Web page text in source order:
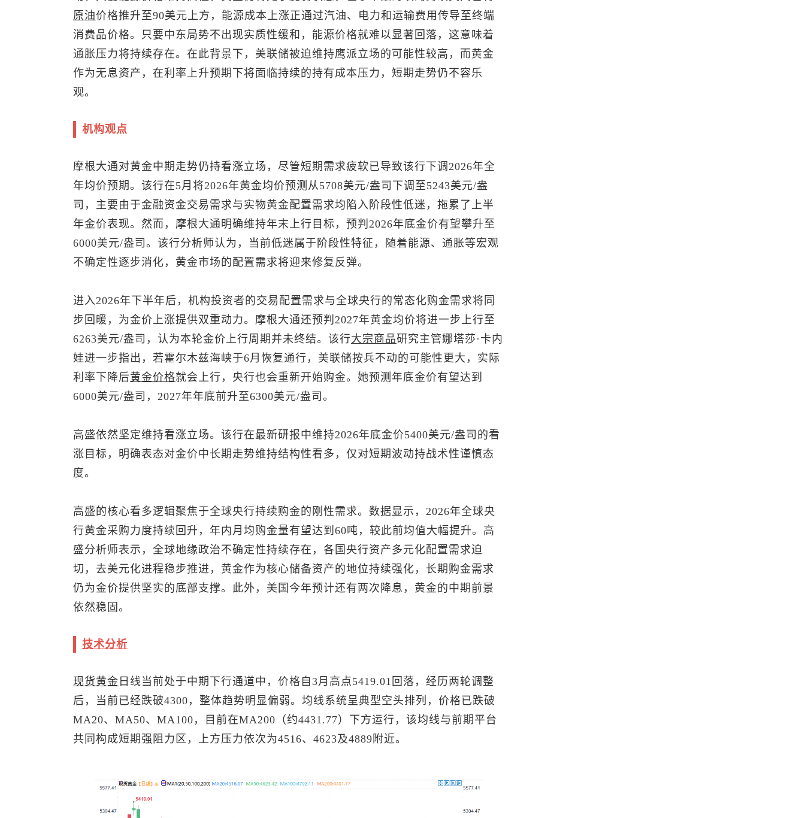
原油价格推升至90美元上方，能源成本上涨正通过汽油、电力和运输费用传导至终端
消费品价格。只要中东局势不出现实质性缓和，能源价格就难以显著回落，这意味着
通胀压力将持续存在。在此背景下，美联储被迫维持鹰派立场的可能性较高，而黄金
作为无息资产，在利率上升预期下将面临持续的持有成本压力，短期走势仍不容乐
观。
机构观点
摩根大通对黄金中期走势仍持看涨立场，尽管短期需求疲软已导致该行下调2026年全
年均价预期。该行在5月将2026年黄金均价预测从5708美元/盎司下调至5243美元/盎
司，主要由于金融资金交易需求与实物黄金配置需求均陷入阶段性低迷，拖累了上半
年金价表现。然而，摩根大通明确维持年末上行目标，预判2026年底金价有望攀升至
6000美元/盎司。该行分析师认为，当前低迷属于阶段性特征，随着能源、通胀等宏观
不确定性逐步消化，黄金市场的配置需求将迎来修复反弹。
进入2026年下半年后，机构投资者的交易配置需求与全球央行的常态化购金需求将同
步回暖，为金价上涨提供双重动力。摩根大通还预判2027年黄金均价将进一步上行至
6263美元/盎司，认为本轮金价上行周期并未终结。该行大宗商品研究主管娜塔莎·卡内
娃进一步指出，若霍尔木兹海峡于6月恢复通行，美联储按兵不动的可能性更大，实际
利率下降后黄金价格就会上行，央行也会重新开始购金。她预测年底金价有望达到
6000美元/盎司，2027年年底前升至6300美元/盎司。
高盛依然坚定维持看涨立场。该行在最新研报中维持2026年底金价5400美元/盎司的看
涨目标，明确表态对金价中长期走势维持结构性看多，仅对短期波动持战术性谨慎态
度。
高盛的核心看多逻辑聚焦于全球央行持续购金的刚性需求。数据显示，2026年全球央
行黄金采购力度持续回升，年内月均购金量有望达到60吨，较此前均值大幅提升。高
盛分析师表示，全球地缘政治不确定性持续存在，各国央行资产多元化配置需求迫
切，去美元化进程稳步推进，黄金作为核心储备资产的地位持续强化，长期购金需求
仍为金价提供坚实的底部支撑。此外，美国今年预计还有两次降息，黄金的中期前景
依然稳固。
技术分析
现货黄金 日线当前处于中期下行通道中，价格自3月高点5419.01回落，经历两轮调整
后，当前已经跌破4300，整体趋势明显偏弱。均线系统呈典型空头排列，价格已跌破
MA20、MA50、MA100，目前在MA200（约4431.77）下方运行，该均线与前期平台
共同构成短期强阻力区，上方压力依次为4516、4623及4889附近。